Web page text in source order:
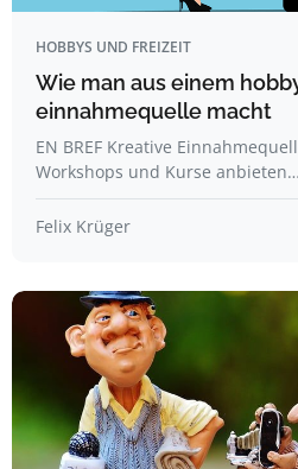
HOBBYS UND FREIZEIT
Wie man aus einem
einnahmequelle macht
EN BREF Kreative
Workshops und Kurse anbieten…
Felix Krüger